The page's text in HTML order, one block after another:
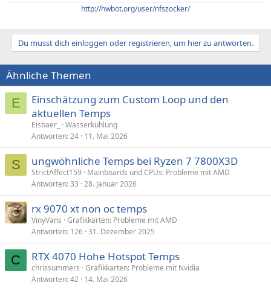
http://hwbot.org/user/nfszocker/
Du musst dich einloggen oder registrieren, um hier zu antworten.
Ähnliche Themen
E
Einschätzung zum Custom Loop und den
aktuellen Temps
Eisbaer_
Wasserkühlung
Antworten 24 11. Mai 2026
S ungwöhnliche Temps bei Ryzen 7 7800X3D
StrictAffect159
Mainboards und CPUs: Probleme mit AMD
Antworten 33 28. Januar 2026
rx 9070 xt non oc temps
VinyVans Grafikkarten: Probleme mit AMD
Antworten 126 31. Dezember 2025
C RTX 4070 Hohe Hotspot Temps
chrissummers Grafikkarten: Probleme mit Nvidia
Antworten 42 14. Mai 2026